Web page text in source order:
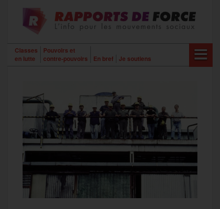
contenu
Classes
en lutte
Pouvoirs et
contre-pouvoirs
En bref Je soutiens